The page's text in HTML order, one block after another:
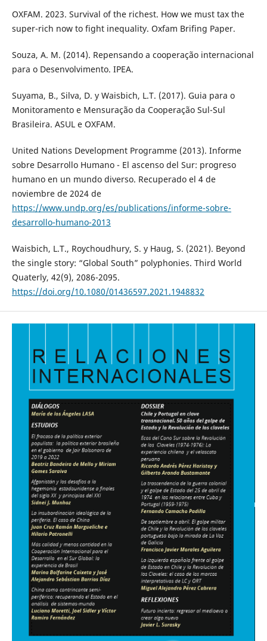
OXFAM. 2023. Survival of the richest. How we must tax the
super-rich now to fight inequality. Oxfam Brifing Paper.
Souza, A. M. (2014). Repensando a cooperação internacional
para o Desenvolvimento. IPEA.
Suyama, B., Silva, D. y Waisbich, L.T. (2017). Guia para o
Monitoramento e Mensuração da Cooperação Sul-Sul
Brasileira. ASUL e OXFAM.
United Nations Development Programme (2013). Informe
sobre Desarrollo Humano - El ascenso del Sur: progreso
humano en un mundo diverso. Recuperado el 4 de
noviembre de 2024 de
https://www.undp.org/es/publications/informe-sobre-
desarrollo-humano-2013
Waisbich, L.T., Roychoudhury, S. y Haug, S. (2021). Beyond
the single story: “Global South” polyphonies. Third World
Quaterly, 42(9), 2086-2095.
https://doi.org/10.1080/01436597.2021.1948832